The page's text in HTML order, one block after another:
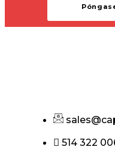
514 322